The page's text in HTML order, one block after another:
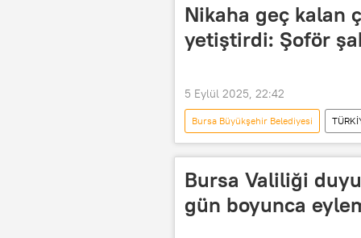
Nikaha geç kalan
yetiştirdi: Şoför
5 Eylül 2025, 22:42
Bursa Büyükşehir Belediyesi
Bursa Belediyesi
İnegöl
Bursa Valiliği
gün boyunca